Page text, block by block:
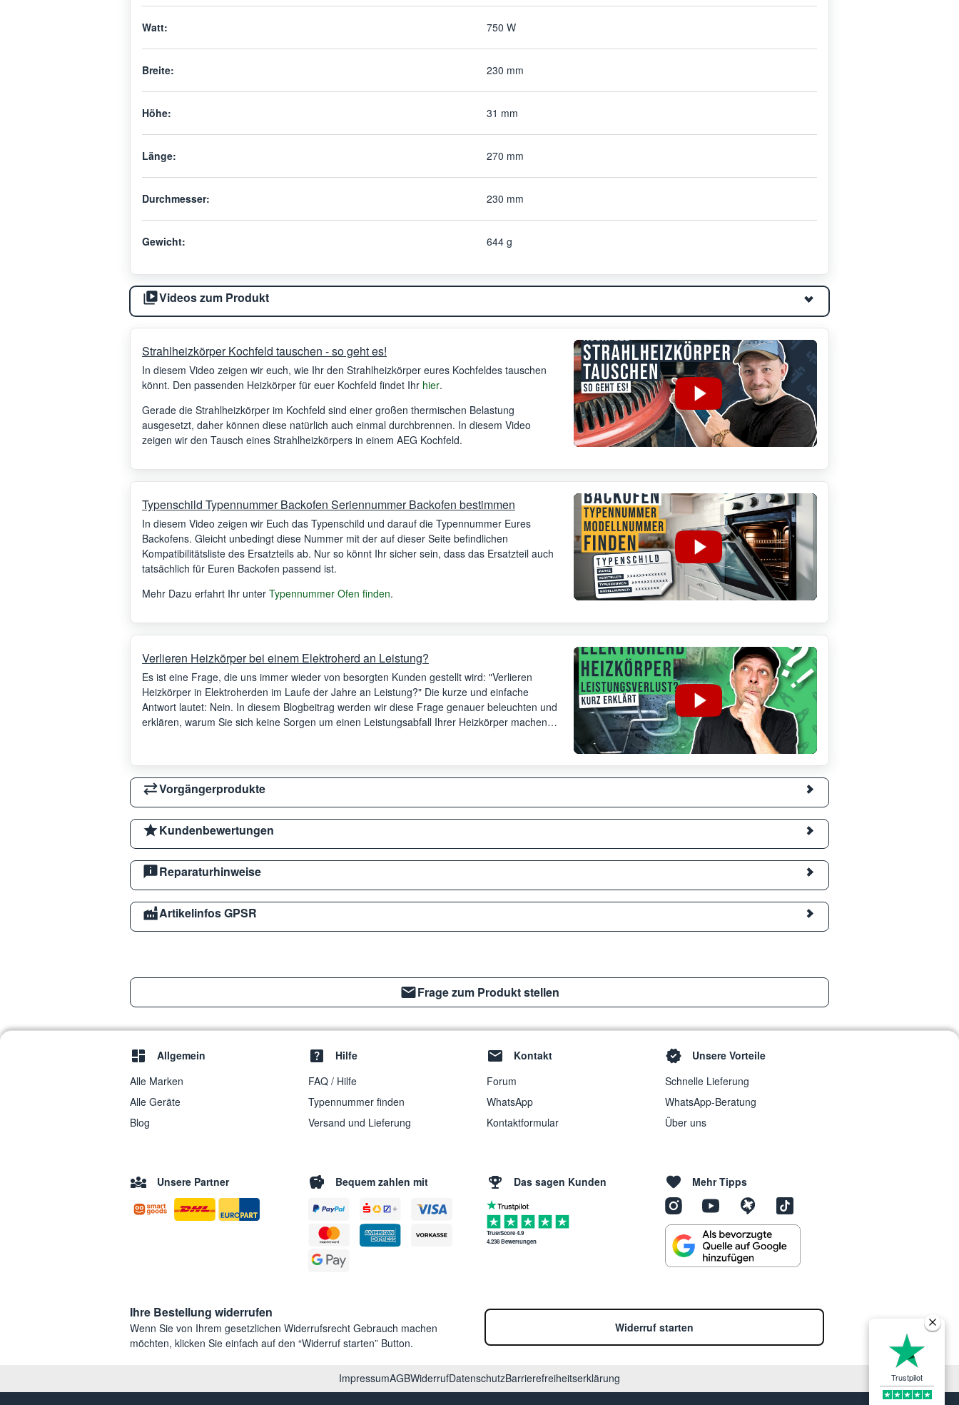
Watt: 750 W
Breite: 230 mm
Höhe: 31 mm
Länge: 270 mm
Durchmesser: 230 mm
Gewicht: 644 g
Videos zum Produkt
Strahlheizkörper Kochfeld tauschen - so geht es!
In diesem Video zeigen wir euch, wie Ihr den Strahlheizkörper eures Kochfeldes tauschen
könnt. Den passenden Heizkörper für euer Kochfeld findet Ihr hier.
Gerade die Strahlheizkörper im Kochfeld sind einer großen thermischen Belastung
ausgesetzt, daher können diese natürlich auch einmal durchbrennen. In diesem Video
zeigen wir den Tausch eines Strahlheizkörpers in einem AEG Kochfeld.
Typenschild Typennummer Backofen Seriennummer Backofen bestimmen
In diesem Video zeigen wir Euch das Typenschild und darauf die Typennummer Eures
Backofens. Gleicht unbedingt diese Nummer mit der auf dieser Seite befindlichen
Kompatibilitätsliste des Ersatzteils ab. Nur so könnt Ihr sicher sein, dass das Ersatzteil auch
tatsächlich für Euren Backofen passend ist.
Mehr Dazu erfahrt Ihr unter Typennummer Ofen finden.
Verlieren Heizkörper bei einem Elektroherd an Leistung?
Es ist eine Frage, die uns immer wieder von besorgten Kunden gestellt wird: "Verlieren
Heizkörper in Elektroherden im Laufe der Jahre an Leistung?" Die kurze und einfache
Antwort lautet: Nein. In diesem Blogbeitrag werden wir diese Frage genauer beleuchten und
erklären, warum Sie sich keine Sorgen um einen Leistungsabfall Ihrer Heizkörper machen
Vorgängerprodukte
Kundenbewertungen
Reparaturhinweise
Artikelinfos GPSR
Frage zum Produkt stellen
Allgemein
Alle Marken
Alle Geräte
Blog
Hilfe
FAQ / Hilfe
Typennummer finden
Versand und Lieferung
Kontakt
Forum
WhatsApp
Kontaktformular
Unsere Vorteile
Schnelle Lieferung
WhatsApp-Beratung
Über uns
Unsere Partner Bequem zahlen mit Das sagen Kunden
TrustScore 4.9
4.238 Bewertungen
Mehr Tipps
Ihre Bestellung widerrufen
Wenn Sie von Ihrem gesetzlichen Widerrufsrecht Gebrauch machen
möchten, klicken Sie einfach auf den “Widerruf starten” Button.
Widerruf starten
ImpressumAGBWiderrufDatenschutzBarrierefreiheitserklärung Trustpilot